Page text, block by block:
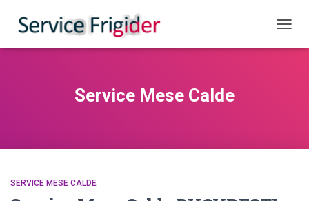
Service Mese Calde
SERVICE MESE CALDE